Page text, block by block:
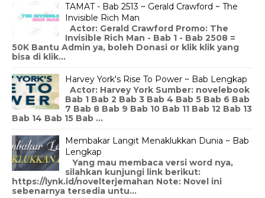
TAMAT - Bab 2513 ~ Gerald Crawford ~ The
Invisible Rich Man
Actor: Gerald Crawford Promo: The
Invisible Rich Man - Bab 1 - Bab 2508 =
50K Bantu Admin ya, boleh Donasi or klik klik yang
bisa di klik...
Harvey York's Rise To Power ~ Bab Lengkap
Actor: Harvey York Sumber: novelebook
Bab 1 Bab 2 Bab 3 Bab 4 Bab 5 Bab 6 Bab
7 Bab 8 Bab 9 Bab 10 Bab 11 Bab 12 Bab 13
Bab 14 Bab 15 Bab ...
Membakar Langit Menaklukkan Dunia ~ Bab
Lengkap
Yang mau membaca versi word nya,
silahkan kunjungi link berikut:
https://lynk.id/novelterjemahan Note: Novel ini
sebenarnya tersedia untu...